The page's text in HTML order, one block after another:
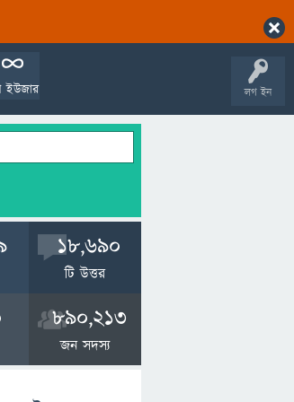
লগ ইন
ইউজার
18,690
টি উত্তর
890,213
জন সদস্য